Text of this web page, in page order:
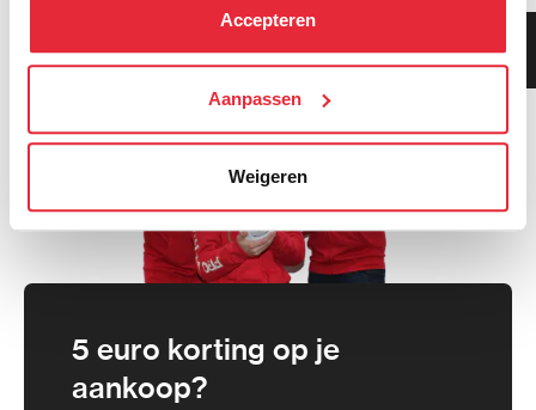
kunt alle cookies accepteren, alleen noodzakelijke
We werken samen met21 derden
die uw gegevens
kunnen ontvangen en verwerken.
Accepteren
Aanpassen
Weigeren
5 euro korting op je
aankoop?
gemiddeld!